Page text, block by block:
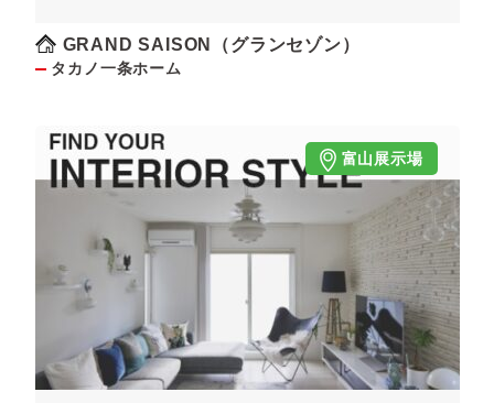
GRAND SAISON（グランセゾン）
タカノ一条ホーム
富山展示場